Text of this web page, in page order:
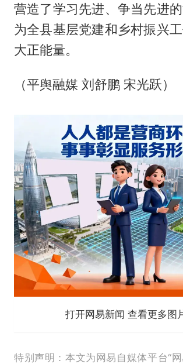
营造了学习先进、争当先进的
为全县基层党建和乡村振兴
大正能量。
（平舆融媒 刘舒鹏 宋光跃）
打开网易新闻 查看更多图
特别声明：本文为网易自媒体平台“